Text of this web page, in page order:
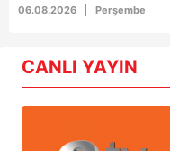
06.08.2026 Perşembe
CANLI YAYIN